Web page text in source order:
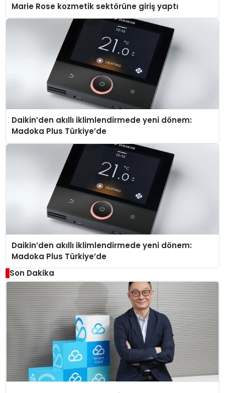
Marie Rose kozmetik sektörüne giriş yaptı
Daikin’den akıllı iklimlendirmede yeni dönem:
Madoka Plus Türkiye’de
Daikin’den akıllı iklimlendirmede yeni dönem:
Madoka Plus Türkiye’de
Son Dakika